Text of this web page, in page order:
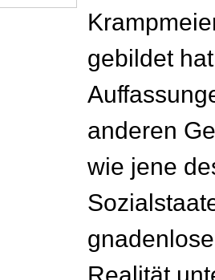
gebildet
anderen
wie jene